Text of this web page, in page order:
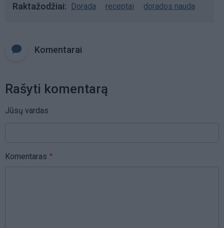
Raktažodžiai Dorada receptai dorados nauda
Komentarai
Rašyti komentarą
Jūsų vardas
Komentaras